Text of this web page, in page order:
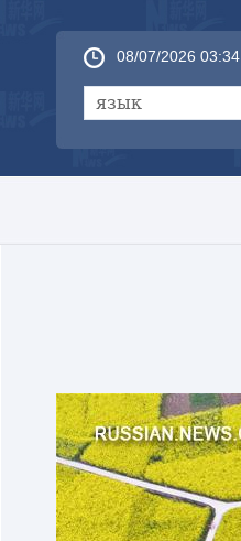
08/07/2026 03:34
язык